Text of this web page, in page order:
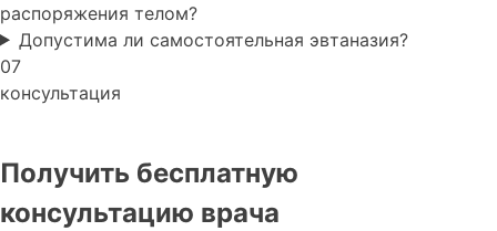
распоряжения телом?
Допустима ли самостоятельная эвтаназия?
07
консультация
Получить бесплатную
консультацию врача